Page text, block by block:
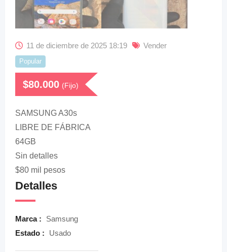
11 de diciembre de 2025 18:19 Vender
Popular
$80.000 (Fijo)
SAMSUNG A30s
LIBRE DE FÁBRICA
64GB
Sin detalles
$80 mil pesos
Detalles
Marca :
Samsung
Estado :
Usado